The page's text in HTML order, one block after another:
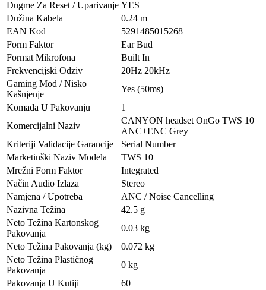
Dugme Za Reset / Uparivanje YES
Dužina Kabela
0.24 m
EAN Kod
5291485015268
Form Faktor
Ear Bud
Format Mikrofona
Built In
Frekvencijski Odziv
20Hz 20kHz
Gaming Mod / Nisko
Kašnjenje
Yes (50ms)
Komada U Pakovanju
1
Komercijalni Naziv
CANYON headset OnGo TWS 10
ANC+ENC Grey
Kriteriji Validacije Garancije
Serial Number
Marketinški Naziv Modela
TWS 10
Mrežni Form Faktor
Integrated
Način Audio Izlaza
Stereo
Namjena / Upotreba
ANC / Noise Cancelling
Nazivna Težina
42.5 g
Neto Težina Kartonskog
Pakovanja
0.03 kg
Neto Težina Pakovanja (kg)
0.072 kg
Neto Težina Plastičnog
Pakovanja
0 kg
Pakovanja U Kutiji
60